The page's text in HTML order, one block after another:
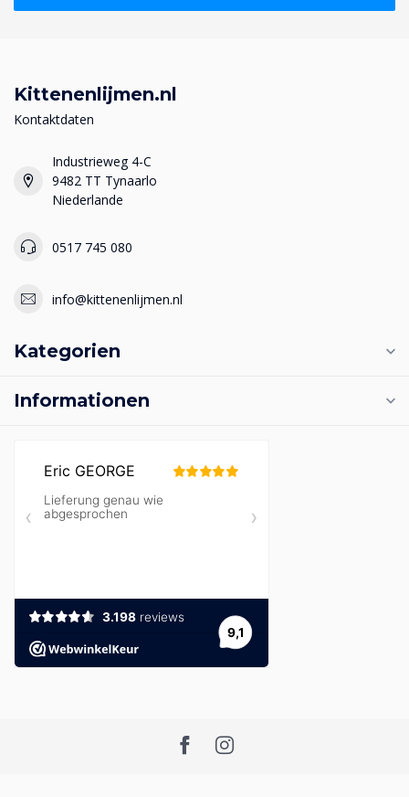
Kittenenlijmen.nl
Kontaktdaten
Industrieweg 4-C
9482 TT Tynaarlo
Niederlande
0517 745 080
info@kittenenlijmen.nl
Kategorien
Informationen